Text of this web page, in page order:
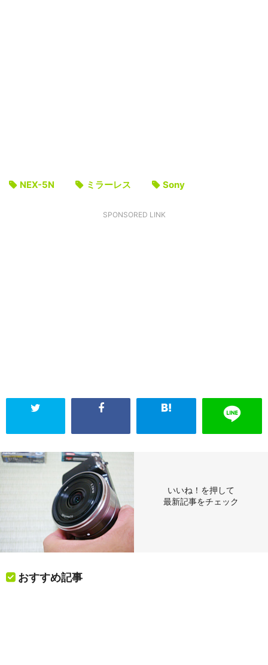
NEX-5N ミラーレス Sony
SPONSORED LINK
いいね！を押して
最新記事をチェック
おすすめ記事